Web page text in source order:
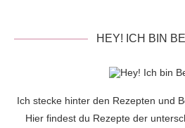
HEY! ICH BIN
Ich stecke hinter den Rezepten und
Hier findest du Rezepte der